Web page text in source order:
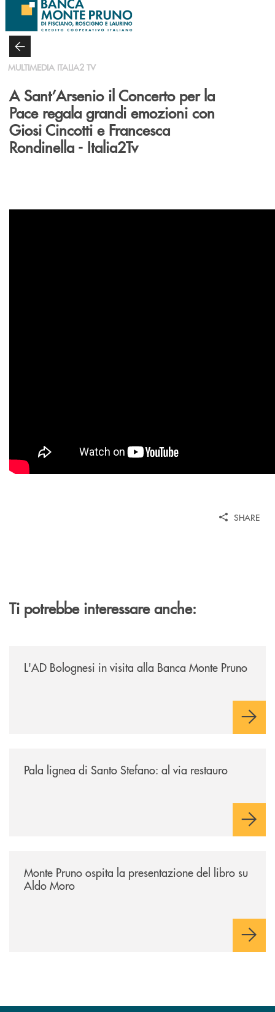
Salta al contenuto principale
MULTIMEDIA ITALIA2 TV
A Sant’Arsenio il Concerto per la
Pace regala grandi emozioni con
Giosi Cincotti e Francesca
Rondinella - Italia2Tv
SHARE
Ti potrebbe interessare anche:
L'AD Bolognesi in visita alla Banca Monte Pruno
Pala lignea di Santo Stefano: al via restauro
Monte Pruno ospita la presentazione del libro su
Aldo Moro